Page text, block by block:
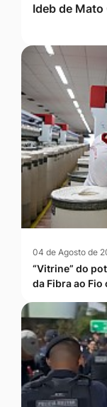
Ideb de
04 de Agosto de
“Vitrine” do
da Fibra ao